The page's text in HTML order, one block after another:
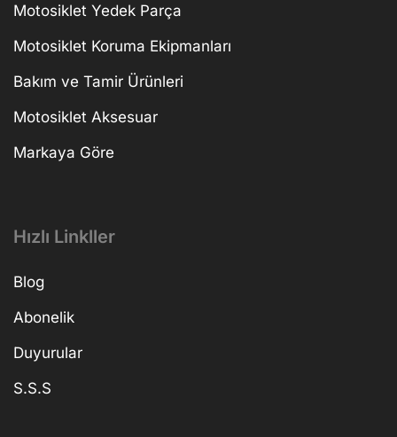
Motosiklet Yedek Parça
Motosiklet Koruma Ekipmanları
Bakım ve Tamir Ürünleri
Motosiklet Aksesuar
Markaya Göre
Hızlı Linkller
Blog
Abonelik
Duyurular
S.S.S